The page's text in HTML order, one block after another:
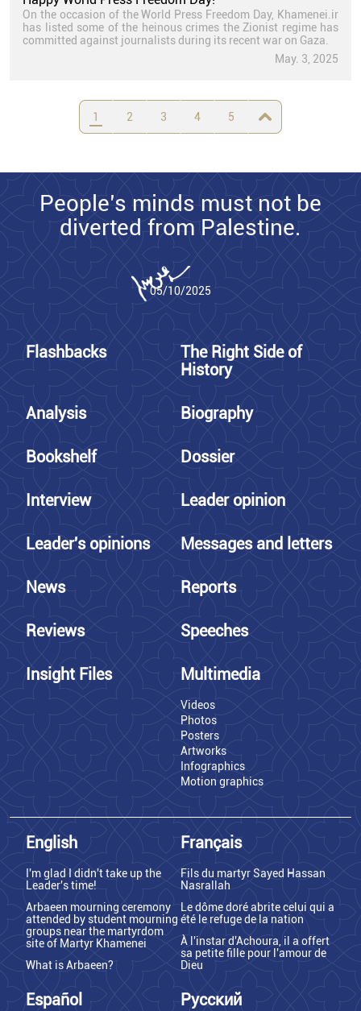
On the occasion of the World Press Freedom Day, Khamenei.ir
has listed some of the heinous crimes the Zionist regime has
committed against journalists during its recent war on Gaza.
May. 3, 2025
1 2 3 4 5
People’s minds must not be
diverted from Palestine.
05/10/2025
Flashbacks
The Right Side of
History
Analysis Biography
Bookshelf Dossier
Interview Leader opinion
Leader's opinions Messages and letters
News Reports
Reviews Speeches
Insight Files Multimedia
Videos
Photos
Posters
Artworks
Infographics
Motion graphics
English
I'm glad I didn't take up the
Leader's time!
Arbaeen mourning ceremony
attended by student mourning
groups near the martyrdom
site of Martyr Khamenei
What is Arbaeen?
Français
Fils du martyr Sayed Hassan
Nasrallah
Le dôme doré abrite celui qui a
été le refuge de la nation
À l'instar d'Achoura, il a offert
sa petite fille pour l'amour de
Dieu
Español Русский